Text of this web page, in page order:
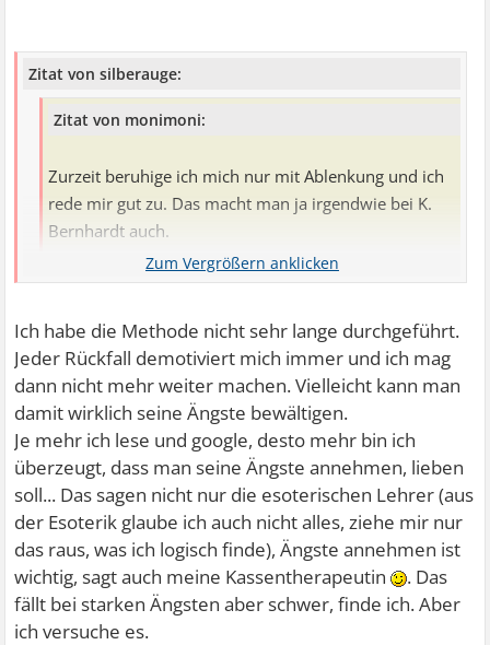
Zitat von silberauge:
Zitat von monimoni:
Zurzeit beruhige ich mich nur mit Ablenkung und ich
rede mir gut zu. Das macht man ja irgendwie bei K.
Bernhardt auch.
Das kann ich nicht so einschätzen, weil ich das Buch noch
nicht habe. Aus den Podcasts hörte ich aber heraus, dass
es nicht nur um Ablenkung geht, sondern auch um die
tatsächliche Bewältigung der Ängste.
Sich selbst beruhigen, sich ablenken und sich gut zureden
können, finde ich jedenfalls AUCH sehr wichtig!
Ich habe die Methode nicht sehr lange durchgeführt.
Jeder Rückfall demotiviert mich immer und ich mag
dann nicht mehr weiter machen. Vielleicht kann man
damit wirklich seine Ängste bewältigen.
Je mehr ich lese und google, desto mehr bin ich
überzeugt, dass man seine Ängste annehmen, lieben
soll... Das sagen nicht nur die esoterischen Lehrer (aus
der Esoterik glaube ich auch nicht alles, ziehe mir nur
das raus, was ich logisch finde), Ängste annehmen ist
wichtig, sagt auch meine Kassentherapeutin
. Das
fällt bei starken Ängsten aber schwer, finde ich. Aber
ich versuche es.